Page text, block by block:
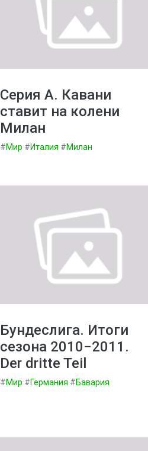
Серия А. Кавани
ставит на колени
Милан
#Мир #Италия #Милан
Бундеслига. Итоги
сезона 2010−2011.
Der dritte Teil
#Мир #Германия #Бавария